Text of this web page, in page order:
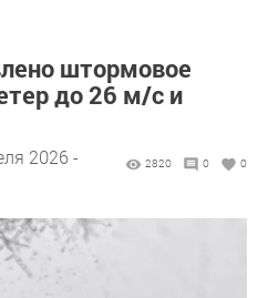
штормовое
до 26 м/с и
2026 -
2820 0 0